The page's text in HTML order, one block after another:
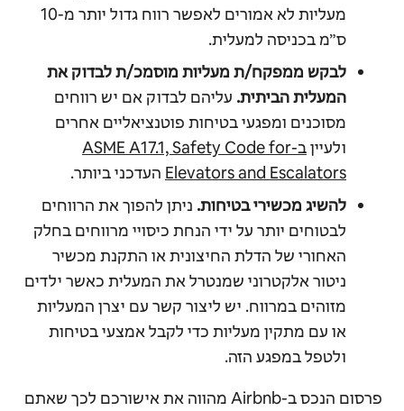
מעליות לא אמורים לאפשר רווח גדול יותר מ-10
ס״מ בכניסה למעלית.
לבקש ממפקח/ת מעליות מוסמכ/ת לבדוק את
המעלית הביתית. עליהם לבדוק אם יש רווחים
מסוכנים ומפגעי בטיחות פוטנציאליים אחרים
ולעיין
ב-ASME A17.1, Safety Code for
Elevators and Escalators העדכני ביותר.
להשיג מכשירי בטיחות. ניתן להפוך את הרווחים
לבטוחים יותר על ידי הנחת כיסויי מרווחים בחלק
האחורי של הדלת החיצונית או התקנת מכשיר
ניטור אלקטרוני שמנטרל את המעלית כאשר ילדים
מזוהים במרווח. יש ליצור קשר עם יצרן המעליות
או עם מתקין מעליות כדי לקבל אמצעי בטיחות
ולטפל במפגע הזה.
פרסום הנכס ב-Airbnb מהווה את אישורכם לכך שאתם